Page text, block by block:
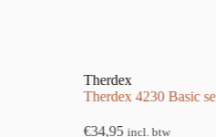
Therdex
Therdex 4230 Basic
€34,95 incl. btw